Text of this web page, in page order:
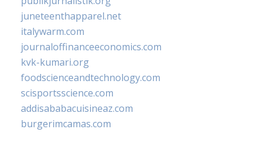
juneteenthapparel.net
italywarm.com
journaloffinanceeconomics.com
kvk-kumari.org
foodscienceandtechnology.com
scisportsscience.com
addisababacuisineaz.com
burgerimcamas.com